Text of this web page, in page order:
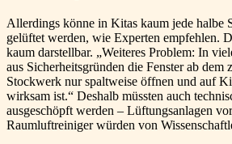
Allerdings könne in Kitas kaum jede halbe
gelüftet werden, wie Experten empfehlen.
kaum darstellbar. „Weiteres Problem: In
aus Sicherheitsgründen die Fenster ab dem
Stockwerk nur spaltweise öffnen und auf
wirksam ist.“ Deshalb müssten auch
ausgeschöpft werden – Lüftungsanlagen
Raumluftreiniger würden von